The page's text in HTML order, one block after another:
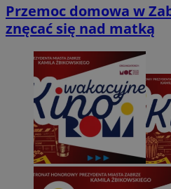
Przemoc domowa w
znęcać się nad matką